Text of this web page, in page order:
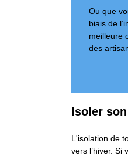
Ou que
biais de
meilleure
des
Isoler
L'isolation de
vers l’hiver.